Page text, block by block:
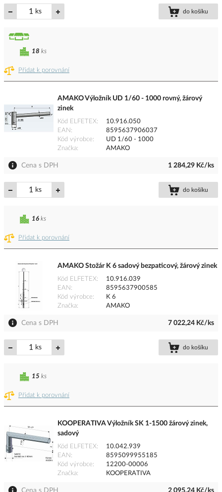
ks do košíku
Přidat k porovnání
18 ks
AMAKO Výložník UD 1/60 - 1000 rovný, žárový
zinek
Kód ELFETEX
10.916.050
EAN
8595637906037
Kód výrobce
UD 1/60 - 1000
Značka
AMAKO
Cena s DPH 1 284,29 Kč/ks
ks do košíku
Přidat k porovnání
16 ks
AMAKO Stožár K 6 sadový bezpaticový, žárový zinek
Kód ELFETEX
10.916.039
EAN
8595637900585
Kód výrobce
K 6
Značka
AMAKO
Cena s DPH 7 022,24 Kč/ks
ks do košíku
Přidat k porovnání
15 ks
KOOPERATIVA Výložník SK 1-1500 žárový zinek,
sadový
Kód ELFETEX
10.042.939
EAN
8595099955185
Kód výrobce
12200-00006
Značka
KOOPERATIVA